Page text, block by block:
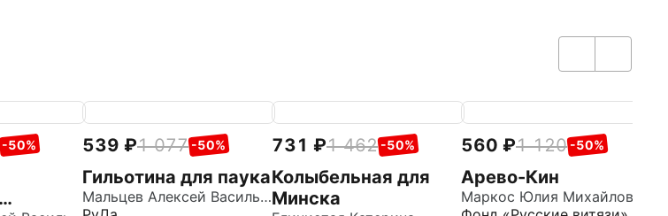
-50% 539 1 077 -50%
Гильотина для паука
Мальцев Алексей Васильевич
731 1 462 -50%
Колыбельная для
Минска
560 1 120 -50%
Арево-Кин
Маркос Юлия Михайловна